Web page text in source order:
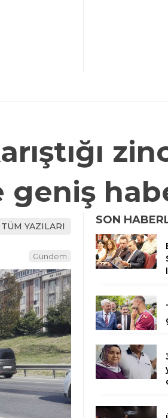
TÜM YAZILARI
Gündem
SON